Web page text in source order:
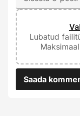
Lubatud
Saada